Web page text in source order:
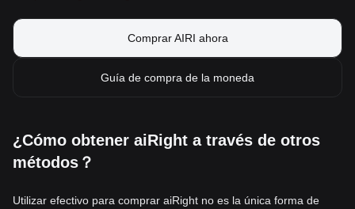
Comprar AIRI ahora
Guía de compra de la moneda
¿Cómo obtener aiRight a través de otros
métodos？
Utilizar efectivo para comprar aiRight no es la única forma de